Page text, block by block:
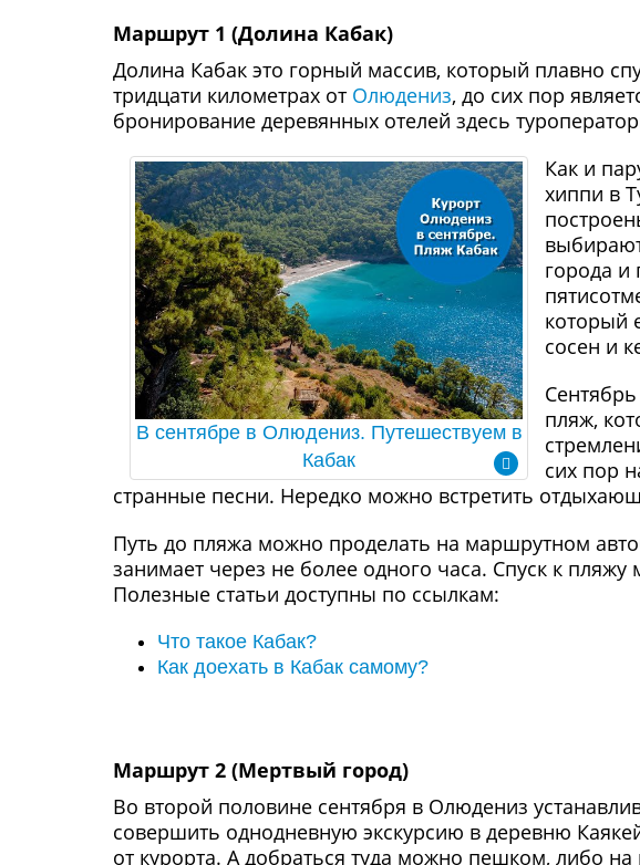
Маршрут 1 (Долина Кабак)
Долина Кабак это горный массив, который плавно
тридцати километрах от Олюдениз, до сих пор
бронирование деревянных отелей здесь
В сентябре в Олюдениз. Путешествуем в
Кабак
Как и
хиппи в
города
который
сосен и
пляж,
сих пор
странные песни. Нередко можно встретить
Путь до пляжа можно проделать на маршрутном
занимает через не более одного часа. Спуск к
Полезные статьи доступны по ссылкам:
Что такое Кабак?
Как доехать в Кабак самому?
Маршрут 2 (Мертвый город)
Во второй половине сентября в Олюдениз
совершить однодневную экскурсию в деревню
от курорта. А добраться туда можно пешком, либо